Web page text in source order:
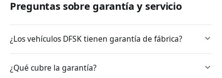
Preguntas sobre garantía y servicio
¿Los vehículos DFSK tienen garantía de fábrica?
¿Qué cubre la garantía?